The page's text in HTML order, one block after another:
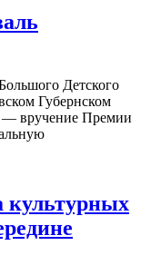
Детского
Губернском
— вручение Премии
культурных